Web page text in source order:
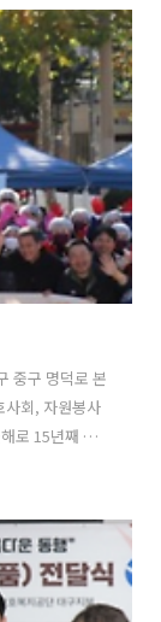
부서, 270여명
의 자율 관리를
성에너지는 무
실천을 강화
그컵도 지급했
중구 명덕로 본
사회, 자원봉사
로 15년째 김
치는 800여개
. 윤홍식 대성
한 희망 에너지
다"고 말했다.